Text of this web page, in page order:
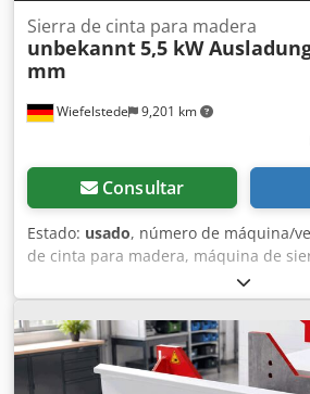
Wiefelstede 9,201 km
Sierra de cinta para madera
unbekannt5,5 kW
mm
Consultar
Estado: usado, número de máquina/
de cinta para madera, máquina de
de cinta, sierra de cinta vertical
Sierra de cinta: sierra de cinta vertical
Ancho de corte: máx. 780 mm -Altura
mm -Cinta de sierra: longitud 5500
1800/875/A2440 mm -Peso: 870 kg